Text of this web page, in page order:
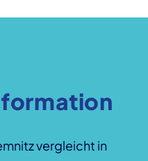
vergleicht in